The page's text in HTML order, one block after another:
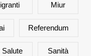
Miur
Referendum
Salute Sanità